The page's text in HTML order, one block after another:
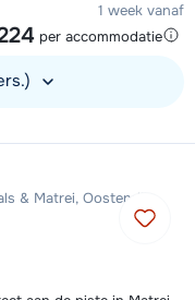
1 week vanaf
per accommodatie
& Matrei, Oostenrijk